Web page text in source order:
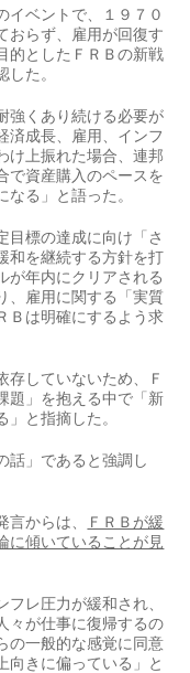
イベントで、１９７０
おらず、雇用が回復す
的としたＦＲＢの新戦
た。
強くあり続ける必要が
済成長、雇用、インフ
け上振れた場合、連邦
で資産購入のペースを
る」と語った。
目標の達成に向け「さ
和を継続する方針を打
が年内にクリアされる
、雇用に関する「実質
Ｂは明確にするよう求
存していないため、Ｆ
題」を抱える中で「新
と指摘した。
話」であると強調し
からは、
ＦＲＢが緩
に傾いていることが見
レ圧力が緩和され、
々が仕事に復帰するの
の一般的な感覚に同意
向きに偏っている」と